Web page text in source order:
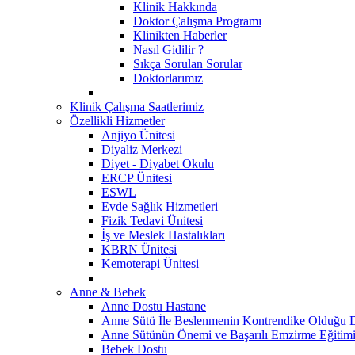
Klinik Hakkında
Doktor Çalışma Programı
Klinikten Haberler
Nasıl Gidilir ?
Sıkça Sorulan Sorular
Doktorlarımız
Klinik Çalışma Saatlerimiz
Özellikli Hizmetler
Anjiyo Ünitesi
Diyaliz Merkezi
Diyet - Diyabet Okulu
ERCP Ünitesi
ESWL
Evde Sağlık Hizmetleri
Fizik Tedavi Ünitesi
İş ve Meslek Hastalıkları
KBRN Ünitesi
Kemoterapi Ünitesi
Anne & Bebek
Anne Dostu Hastane
Anne Sütü İle Beslenmenin Kontrendike Olduğu
Anne Sütünün Önemi ve Başarılı Emzirme Eğitimi
Bebek Dostu